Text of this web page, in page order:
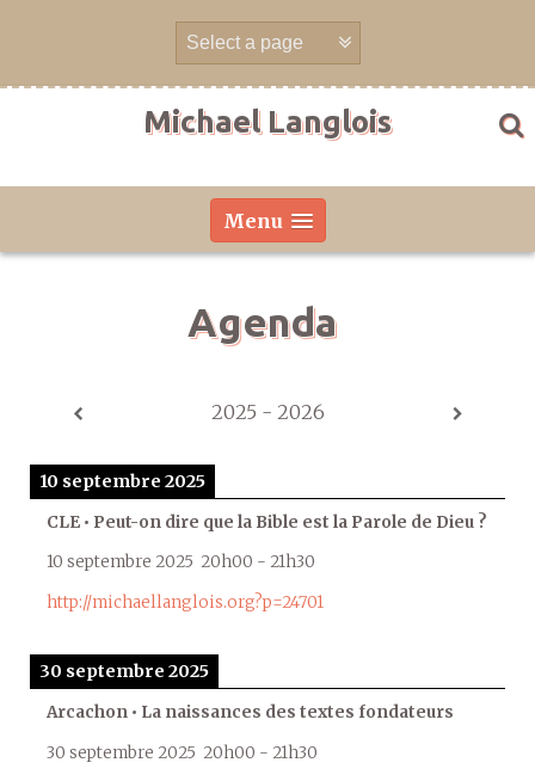
Michael Langlois
Menu
Agenda
2025 - 2026
10 septembre 2025
CLE • Peut-on dire que la Bible est la Parole de Dieu ?
10 septembre 2025 20h00 - 21h30
http://michaellanglois.org?p=24701
30 septembre 2025
Arcachon • La naissances des textes fondateurs
30 septembre 2025 20h00 - 21h30